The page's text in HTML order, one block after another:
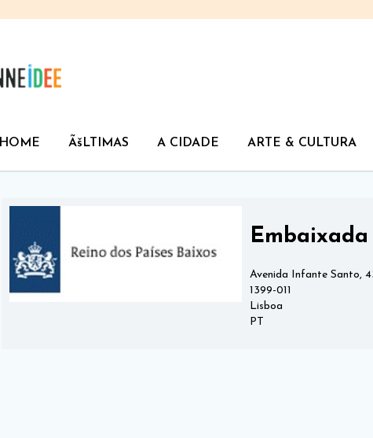
HOME ÃšLTIMAS A CIDADE ARTE & CULTURA
Avenida Infante Santo,
1399-011
Lisboa
PT